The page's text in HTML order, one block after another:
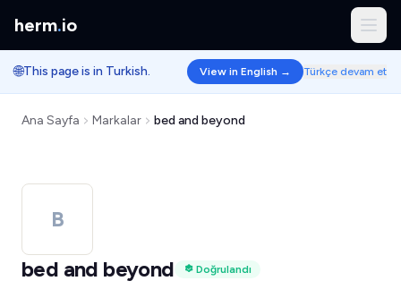
herm.io
🌐This page is in Turkish. View in English → Türkçe devam et
Ana Sayfa Markalar bed and beyond
B
bed and beyond
Doğrulandı